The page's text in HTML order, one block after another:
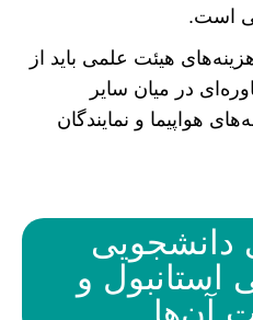
است.
هیئت علمی باید از
در میان سایر
هواپیما و نمایندگان
دانشجویی
استانبول و